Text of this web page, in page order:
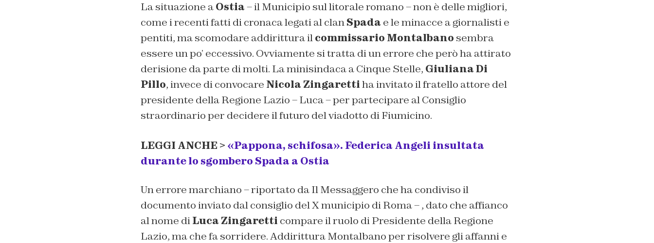
La situazione aOstia– il Municipio sul litorale romano – non è delle migliori,
come i recenti fatti di cronaca legati al clanSpada e le minacce a giornalisti e
pentiti, ma scomodare addirittura ilcommissario Montalbano sembra
essere un po’ eccessivo. Ovviamente si tratta di un errore che però ha attirato
derisione da parte di molti. La minisindaca a Cinque Stelle, Giuliana Di
Pillo, invece di convocare Nicola Zingarettiha invitato il fratello attore del
presidente della Regione Lazio – Luca – per partecipare al Consiglio
straordinario per decidere il futuro del viadotto di Fiumicino.
LEGGI ANCHE > «Pappona, schifosa». Federica Angeli insultata
durante lo sgombero Spada a Ostia
Un errore marchiano – riportato da Il Messaggero che ha condiviso il
documento inviato dal consiglio del X municipio di Roma – , dato che affianco
al nome diLuca Zingaretti compare il ruolo di Presidente della Regione
Lazio, ma che fa sorridere. Addirittura Montalbano per risolvere gli affanni e